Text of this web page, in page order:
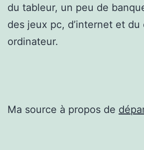
du tableur, un peu de
des jeux pc, d’internet et
ordinateur.
Ma source à propos de